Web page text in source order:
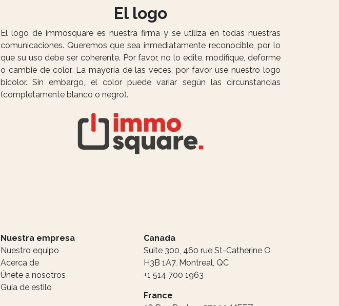
El logo
El logo de immosquare es nuestra firma y se utiliza en todas nuestras
comunicaciones. Queremos que sea inmediatamente reconocible, por lo
que su uso debe ser coherente. Por favor, no lo edite, modifique, deforme
o cambie de color. La mayoría de las veces, por favor use nuestro logo
bicolor. Sin embargo, el color puede variar según las circunstancias
(completamente blanco o negro).
Nuestra empresa
Nuestro equipo
Acerca de
Únete a nosotros
Guía de estilo
Canada
Suite 300, 460 rue St-Catherine O
H3B 1A7, Montreal, QC
+1 514 700 1963
France